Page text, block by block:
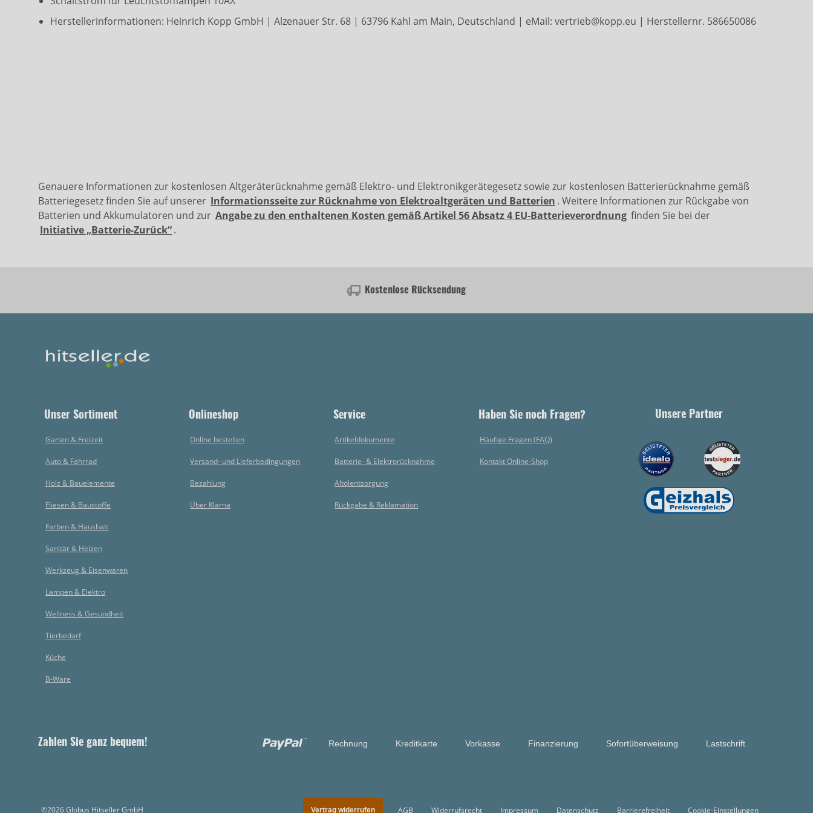
Herstellerinformationen: Heinrich Kopp GmbH | Alzenauer Str. 68 | 63796 Kahl am Main, Deutschland | eMail: vertrieb@kopp.eu | Herstellernr. 586650086
Genauere Informationen zur kostenlosen Altgeräterücknahme gemäß Elektro- und Elektronikgerätegesetz sowie zur kostenlosen Batterierücknahme gemäß
Batteriegesetz finden Sie auf unserer Informationsseite zur Rücknahme von Elektroaltgeräten und Batterien . Weitere Informationen zur Rückgabe von
Batterien und Akkumulatoren und zur Angabe zu den enthaltenen Kosten gemäß Artikel 56 Absatz 4 EU-Batterieverordnung finden Sie bei der
Initiative „Batterie-Zurück“.
Kostenlose Rücksendung
Unser Sortiment
Garten & Freizeit
Auto & Fahrrad
Holz & Bauelemente
Fliesen & Baustoffe
Farben & Haushalt
Sanitär & Heizen
Werkzeug & Eisenwaren
Lampen & Elektro
Wellness & Gesundheit
Tierbedarf
Küche
B-Ware
Onlineshop
Online bestellen
Versand- und Lieferbedingungen
Bezahlung
Über Klarna
Service
Artikeldokumente
Batterie- & Elektrorücknahme
Altölentsorgung
Rückgabe & Reklamation
Haben Sie noch Fragen?
Häufige Fragen (FAQ)
Kontakt Online-Shop
Unsere Partner
Zahlen Sie ganz bequem! Rechnung Kreditkarte Vorkasse Finanzierung Sofortüberweisung Lastschrift
©2026 Globus Hitseller GmbH Vertrag widerrufen AGB Widerrufsrecht Impressum Datenschutz Barrierefreiheit Cookie-Einstellungen